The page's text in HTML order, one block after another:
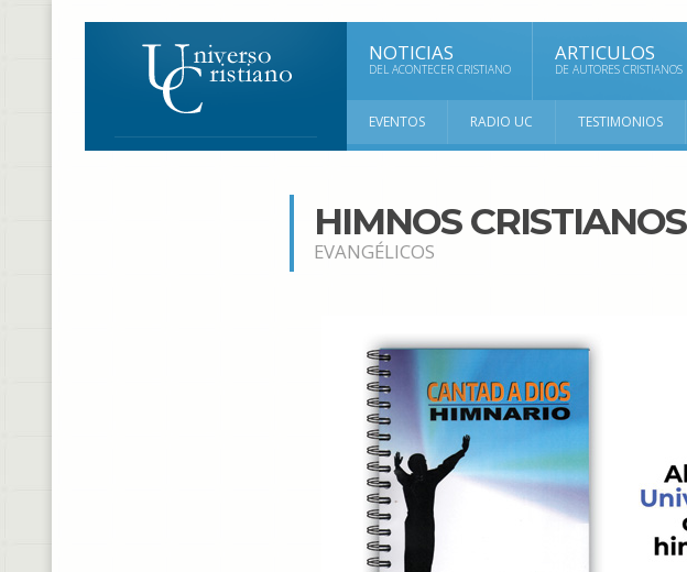
NOTICIAS
DEL ACONTECER CRISTIANO
ARTICULOS
DE AUTORES CRISTIANOS
EVENTOS RADIO UC TESTIMONIOS
HIMNOS CRISTIANOS
EVANGÉLICOS